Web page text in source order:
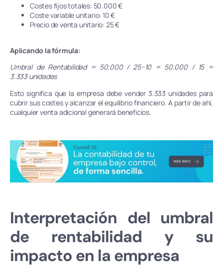
Costes fijos totales: 50.000 €
Coste variable unitario: 10 €
Precio de venta unitario: 25 €
Aplicando la fórmula:
Umbral de Rentabilidad = 50.000 / 25−10 ​= 50.000 / 15 ​=
3.333 unidades
Esto significa que la empresa debe vender 3.333 unidades para
cubrir sus costes y alcanzar el equilibrio financiero. A partir de ahí,
cualquier venta adicional generará beneficios.
Interpretación del umbral
de rentabilidad y su
impacto en la empresa